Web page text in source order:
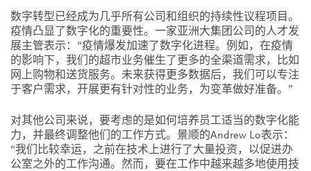
数字转型已经成为几乎所有公司和组织的持续性议程项目。
疫情凸显了数字化的重要性。一家亚洲大集团公司的人才发
展主管表示：“疫情爆发加速了数字化进程。例如，在疫情
的影响下，我们的超市业务催生了更多的全渠道需求，比如
网上购物和送货服务。未来获得更多数据后，我们可以专注
于客户需求，开展更有针对性的业务，为变革做好准备。”
对其他公司来说，要考虑的是如何培养员工适当的数字化能
力，并最终调整他们的工作方式。景顺的Andrew Lo表示：
“我们比较幸运，之前在技术上进行了大量投资，以促进办
公室之外的工作沟通。然而，要在工作中越来越多地使用技